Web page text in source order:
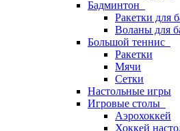
Бадминтон
Ракетки для
Воланы для
Большой теннис
Ракетки
Мячи
Сетки
Настольные игры
Игровые столы
Аэрохоккей
Хоккей